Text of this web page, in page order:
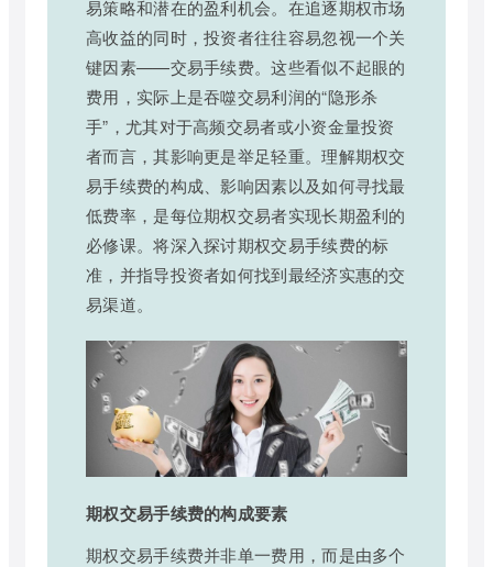
易策略和潜在的盈利机会。在追逐期权市场
高收益的同时，投资者往往容易忽视一个关
键因素——交易手续费。这些看似不起眼的
费用，实际上是吞噬交易利润的“隐形杀
手”，尤其对于高频交易者或小资金量投资
者而言，其影响更是举足轻重。理解期权交
易手续费的构成、影响因素以及如何寻找最
低费率，是每位期权交易者实现长期盈利的
必修课。将深入探讨期权交易手续费的标
准，并指导投资者如何找到最经济实惠的交
易渠道。
期权交易手续费的构成要素
期权交易手续费并非单一费用，而是由多个